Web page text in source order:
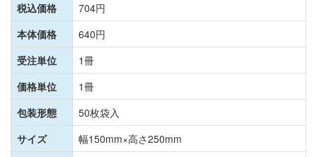
税込価格
704円
本体価格
640円
受注単位
1冊
価格単位
1冊
包装形態
50枚袋入
サイズ
幅150mm×高さ250mm